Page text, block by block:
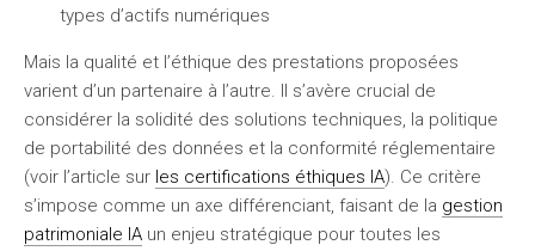
types d’actifs numériques
Mais la qualité et l’éthique des prestations proposées
varient d’un partenaire à l’autre. Il s’avère crucial de
considérer la solidité des solutions techniques, la politique
de portabilité des données et la conformité réglementaire
(voir l’article sur les certifications éthiques IA). Ce critère
s’impose comme un axe différenciant, faisant de la gestion
patrimoniale IA un enjeu stratégique pour toutes les